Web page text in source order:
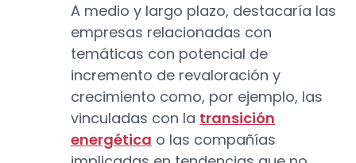
A medio y largo plazo, destacaría las
empresas relacionadas con
temáticas con potencial de
incremento de revaloración y
crecimiento como, por ejemplo, las
vinculadas con la transición
energética o las compañías